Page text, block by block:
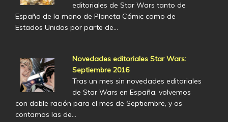
editoriales de Star Wars tanto de
España de la mano de Planeta Cómic como de
Estados Unidos por parte de…
Novedades editoriales Star Wars:
Septiembre 2016
Tras un mes sin novedades editoriales
de Star Wars en España, volvemos
con doble ración para el mes de Septiembre, y os
contamos las de…